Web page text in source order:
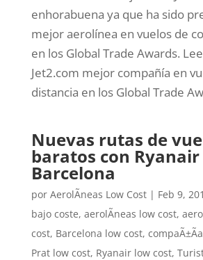
enhorabuena ya que ha sido
mejor aerolínea en vuelos de
en los Global Trade Awards.
Jet2.com mejor compañía en
distancia en los Global Trade
Nuevas rutas de
baratos con Ryanair
Barcelona
por AerolÃ­neas Low Cost| Feb 9,
bajo coste, aerolÃ­neas low cost,
cost, Barcelona low cost,
Prat low cost, Ryanair low cost,